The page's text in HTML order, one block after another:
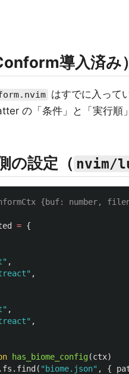
導入済み）
はすでに入って
の「条件」と「実行順
の設定（ nvim/
{buf: number,
= {
,
,
,
,
has_biome_config(ctx)
. fs . find ( "biome.json" , {